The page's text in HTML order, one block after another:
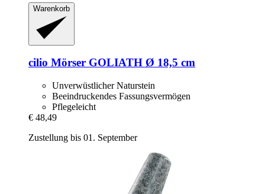
Warenkorb
cilio Mörser GOLIATH Ø 18,5 cm
Unverwüstlicher Naturstein
Beeindruckendes Fassungsvermögen
Pflegeleicht
€ 48,49
Zustellung bis 01. September